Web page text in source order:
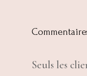
Seuls les